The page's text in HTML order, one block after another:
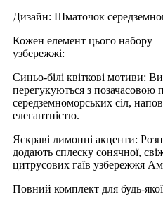
Дизайн: Шматочок
Кожен елемент цього набору
узбережжі:
Синьо-білі квіткові мотиви:
перегукуються з позачасовою
середземноморських сіл,
елегантністю.
Яскраві лимонні акценти:
додають сплеску сонячної,
цитрусових гаїв узбережжя
Повний комплект для будь-